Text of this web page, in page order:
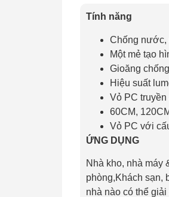
Tính năng
Chống nước,
Một mẻ tạo
Gioăng
Hiệu suất
Vỏ PC
60CM,
Vỏ PC với
ỨNG DỤNG
Nhà kho, nhà máy
phòng,Khách sạn,
nhà nào có thể